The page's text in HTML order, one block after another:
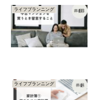
ライフプランニング
ライフプランニング